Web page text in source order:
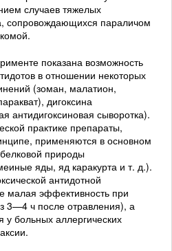
случаев тяжелых
сопровождающихся параличом
показана возможность
в отношении некоторых
(зоман, малатион,
дигоксина
антидигоксиновая сыворотка).
практике препараты,
применяются в основном
природы
яды, яд каракурта и т. д.).
антидотной
малая эффективность при
3—4 ч после отравления), а
у больных аллергических